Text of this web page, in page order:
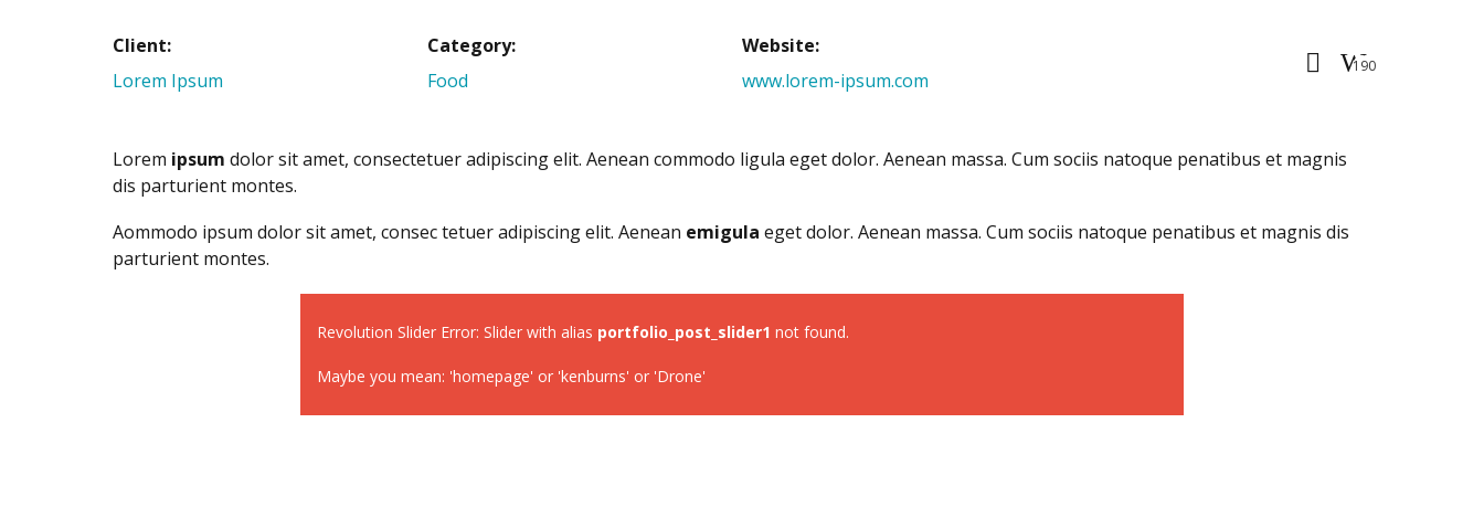
Client:
Lorem Ipsum
Category:
Food
Website:
www.lorem-ipsum.com
190
Lorem ipsum dolor sit amet, consectetuer adipiscing elit. Aenean commodo ligula eget dolor. Aenean massa. Cum sociis natoque penatibus et magnis
dis parturient montes.
Aommodo ipsum dolor sit amet, consec tetuer adipiscing elit. Aenean emigula eget dolor. Aenean massa. Cum sociis natoque penatibus et magnis dis
parturient montes.
Revolution Slider Error: Slider with alias portfolio_post_slider1 not found.
Maybe you mean: 'homepage' or 'kenburns' or 'Drone'